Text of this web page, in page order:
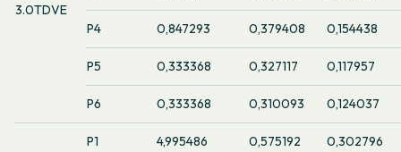
3.0TDVE
P4 0,847293 0,379408 0,154438
P5 0,333368 0,327117 0,117957
P6 0,333368 0,310093 0,124037
P1 4,995486 0,575192 0,302796